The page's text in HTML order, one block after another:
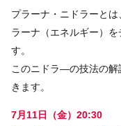
プラーナ・ニドラーと
ラーナ（エネルギー）
す。
このニドラ―の技法の解
きます。
7月11日（金）20:30